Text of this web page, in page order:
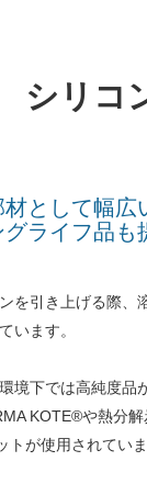
シリコ
として幅広
ライフ品も
を引き上げる際、
います。
境下では高純度品
KOTE®や熱分
トが使用されていま